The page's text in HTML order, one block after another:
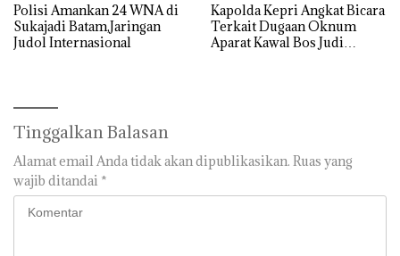
Polisi Amankan 24 WNA di
Sukajadi Batam,Jaringan
Judol Internasional
‎Kapolda Kepri Angkat Bicara
Terkait Dugaan Oknum
Aparat Kawal Bos Judi
Tinggalkan Balasan
Alamat email Anda tidak akan dipublikasikan. Ruas yang
wajib ditandai *